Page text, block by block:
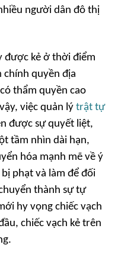
người dân đô thị
được kẻ ở thời điểm
chính quyền địa
thẩm quyền cao
việc quản lý trật tự
được sự quyết liệt,
tầm nhìn dài hạn,
hóa mạnh mẽ về ý
phạt và làm để đối
thành sự tự
hy vọng chiếc vạch
chiếc vạch kẻ trên